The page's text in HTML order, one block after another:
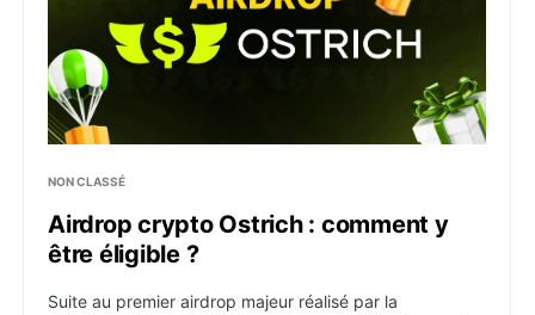
NON CLASSÉ
Airdrop crypto Ostrich : comment y
être éligible ?
Suite au premier airdrop majeur réalisé par la